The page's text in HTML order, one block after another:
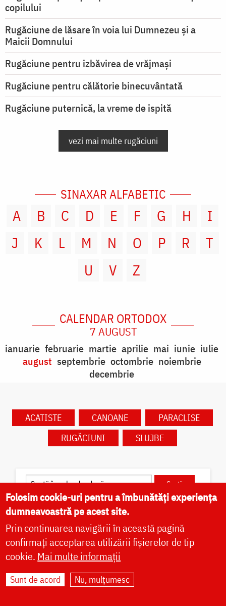
copilului
Rugăciune de lăsare în voia lui Dumnezeu şi a
Maicii Domnului
Rugăciune pentru izbăvirea de vrăjmași
Rugăciune pentru călătorie binecuvântată
Rugăciune puternică, la vreme de ispită
vezi mai multe rugăciuni
SINAXAR ALFABETIC
A B C D E F G H
I
J
K L M N O P R
T
U
V Z
CALENDAR ORTODOX
7 AUGUST
ianuarie februarie martie aprilie mai iunie iulie
august septembrie octombrie noiembrie
decembrie
ACATISTE CANOANE
PARACLISE
RUGĂCIUNI
SLUJBE
Caută în calendar după dată
✝) Sfântul Cuvios Pafnutie –
Pârvu Zugravul
Folosim cookie-uri pentru a îmbunătăți experiența
dumneavoastră pe acest site.
Prin continuarea navigării în această pagină
confirmați acceptarea utilizării fișierelor de tip
cookie. Mai multe informații
Sunt de acord Nu, mulțumesc